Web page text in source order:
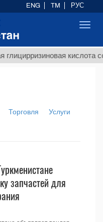
кислота
Торговля
Услуги
запчастей для
ENG TM РУС